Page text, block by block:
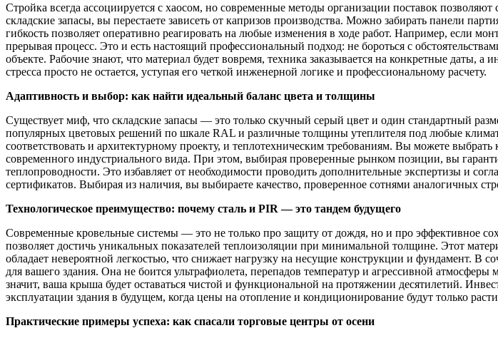
Стройка всегда ассоциируется с хаосом, но современные методы организации поставок
складские запасы, вы перестаете зависеть от капризов производства. Можно забирать панели
гибкость позволяет оперативно реагировать на любые изменения в ходе работ. Например, если
прерывая процесс. Это и есть настоящий профессиональный подход: не бороться с
объекте. Рабочие знают, что материал будет вовремя, техника заказывается на конкретные даты,
стресса просто не остается, уступая его четкой инженерной логике и профессиональному расчету.
Адаптивность и выбор: как найти идеальный баланс цвета и толщины
Существует миф, что складские запасы — это только скучный серый цвет и один стандартный
популярных цветовых решений по шкале RAL и различные толщины утеплителя под любые
соответствовать и архитектурному проекту, и теплотехническим требованиям. Вы можете
современного индустриального вида. При этом, выбирая проверенные рынком позиции, вы
теплопроводности. Это избавляет от необходимости проводить дополнительные экспертизы и
сертификатов. Выбирая из наличия, вы выбираете качество, проверенное сотнями аналогичных
Технологическое преимущество: почему сталь и PIR — это тандем будущего
Современные кровельные системы — это не только про защиту от дождя, но и про эффективное
позволяет достичь уникальных показателей теплоизоляции при минимальной толщине. Этот
обладает невероятной легкостью, что снижает нагрузку на несущие конструкции и фундамент. В
для вашего здания. Она не боится ультрафиолета, перепадов температур и агрессивной
значит, ваша крыша будет оставаться чистой и функциональной на протяжении десятилетий.
эксплуатации здания в будущем, когда цены на отопление и кондиционирование будут только
Практические примеры успеха: как спасали торговые центры от осени